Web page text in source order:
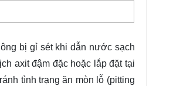
bị gỉ sét khi dẫn nước sạch
axit đậm đặc hoặc lắp đặt tại
tình trạng ăn mòn lỗ (pitting